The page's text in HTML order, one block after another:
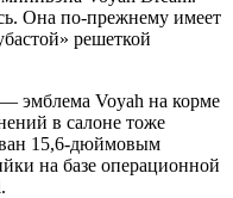
Она по-прежнему имеет
решеткой
эмблема Voyah на корме
в салоне тоже
15,6-дюймовым
на базе операционной